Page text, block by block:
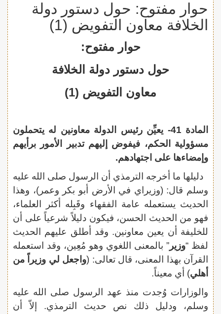
حوار مفتوح: حول دستور دولة
الخلافة معاون التفويض (1)
حوار مفتوح:
حول دستور دولة الخلافة
معاون التفويض (1)
المادة 41- يعيِّن رئيس الدولة معاونين له يتحملون
مسؤولية الحكم، فيفوض إليهم تدبير الأمور برأيهم
وإمضاءها على اجتهادهم.
دليلها ما أخرجه الترمذي أن الرسول صلى الله عليه
وسلم قال: (وزيراي في الأرض أبو بكر وعمر)، وهذا
الحديث يستعمله عامة الفقهاء وقَبِله أكثر العلماء،
فهو من الحديث الحسن، فيكون دليلاً شرعياً على أن
للخليفة أن يعين معاونين. وقد أطلق عليهم الحديث
لفظ “وزير ” بالمعنى اللغوي وهو مُعِين، وقد استعمله
القرآن بهذا المعنى، قال تعالى: (واجعل لي وزيراً من
أهلي) أي معيناً.
والوزارات وُجدت منذ عهد الرسول صلى الله عليه
وسلم، ودليل ذلك نص حديث الترمذي. إلاّ أن